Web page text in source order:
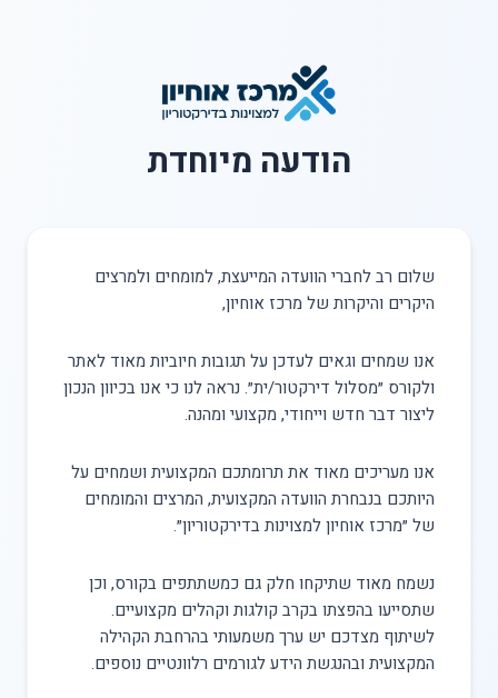
הודעה מיוחדת
שלום רב לחברי הוועדה המייעצת, למומחים ולמרצים
היקרים והיקרות של מרכז אוחיון,
אנו שמחים וגאים לעדכן על תגובות חיוביות מאוד לאתר
ולקורס ״מסלול דירקטור/ית״. נראה לנו כי אנו בכיוון הנכון
ליצור דבר חדש וייחודי, מקצועי ומהנה.
אנו מעריכים מאוד את תרומתכם המקצועית ושמחים על
היותכם בנבחרת הוועדה המקצועית, המרצים והמומחים
של ״מרכז אוחיון למצוינות בדירקטוריון״.
נשמח מאוד שתיקחו חלק גם כמשתתפים בקורס, וכן
שתסייעו בהפצתו בקרב קולגות וקהלים מקצועיים.
לשיתוף מצדכם יש ערך משמעותי בהרחבת הקהילה
המקצועית ובהנגשת הידע לגורמים רלוונטיים נוספים.